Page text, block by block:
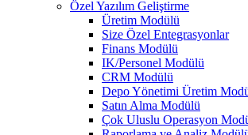
Özel Yazılım Geliştirme
Üretim Modülü
Size Özel Entegrasyonlar
Finans Modülü
IK/Personel Modülü
CRM Modülü
Depo Yönetimi Üretim
Satın Alma Modülü
Çok Uluslu Operasyon